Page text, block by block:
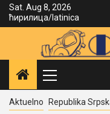
SkipSat. Aug 8, 2026
ћирилица/latinica
Menu
Aktuelno Republika